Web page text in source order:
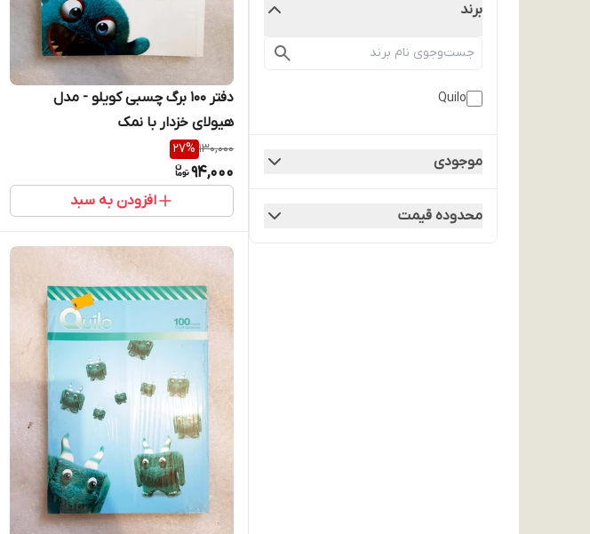
برند
Quilo
موجودی
محدوده قیمت
دفتر 100 برگ چسبی کویلو - مدل
هیولای خزدار با نمک
130,000
27%
94,000
افزودن به سبد